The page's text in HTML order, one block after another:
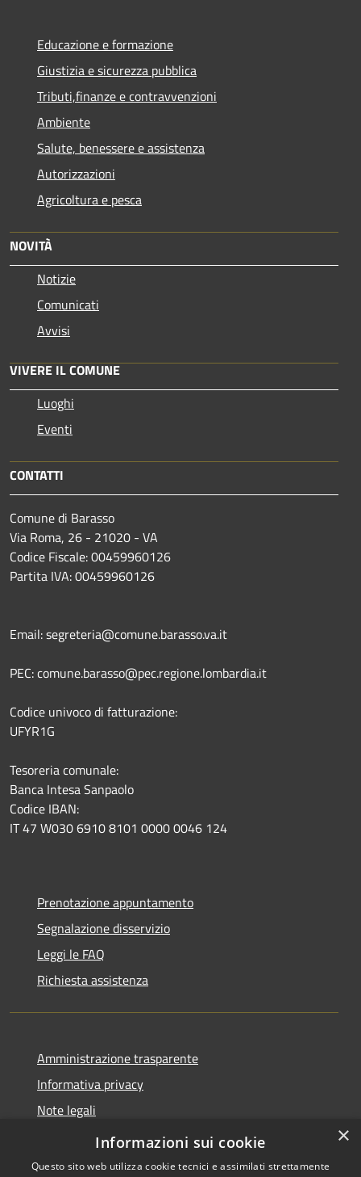
Educazione e formazione
Giustizia e sicurezza pubblica
Tributi,finanze e contravvenzioni
Ambiente
Salute, benessere e assistenza
Autorizzazioni
Agricoltura e pesca
NOVITÀ
Notizie
Comunicati
Avvisi
VIVERE IL COMUNE
Luoghi
Eventi
CONTATTI
Comune di Barasso
Via Roma, 26 - 21020 - VA
Codice Fiscale: 00459960126
Partita IVA: 00459960126
Email: segreteria@comune.barasso.va.it
PEC: comune.barasso@pec.regione.lombardia.it
Codice univoco di fatturazione:
UFYR1G
Tesoreria comunale:
Banca Intesa Sanpaolo
Codice IBAN:
IT 47 W030 6910 8101 0000 0046 124
Prenotazione appuntamento
Segnalazione disservizio
Leggi le FAQ
Richiesta assistenza
Amministrazione trasparente
Informativa privacy
Note legali
Dichiarazione di accessibilità
×
Informazioni sui cookie
Questo sito web utilizza cookie tecnici e assimilati strettamente